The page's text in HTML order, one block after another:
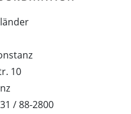
10
/ 88-2800